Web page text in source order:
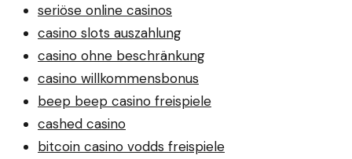
seriöse online casinos
casino slots auszahlung
casino ohne beschränkung
casino willkommensbonus
beep beep casino freispiele
cashed casino
bitcoin casino vodds freispiele